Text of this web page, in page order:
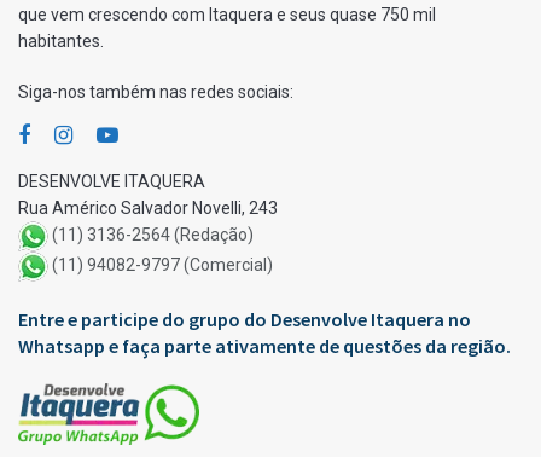
que vem crescendo com Itaquera e seus quase 750 mil
habitantes.
Siga-nos também nas redes sociais:
DESENVOLVE ITAQUERA
Rua Américo Salvador Novelli, 243
(11) 3136-2564 (Redação)
(11) 94082-9797 (Comercial)
Entre e participe do grupo do Desenvolve Itaquera no
Whatsapp e faça parte ativamente de questões da região.